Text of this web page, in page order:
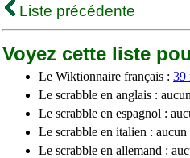
Liste précédente
Voyez cette liste
Le Wiktionnaire français : 39
Le scrabble en anglais :
Le scrabble en espagnol :
Le scrabble en italien : aucun
Le scrabble en allemand :